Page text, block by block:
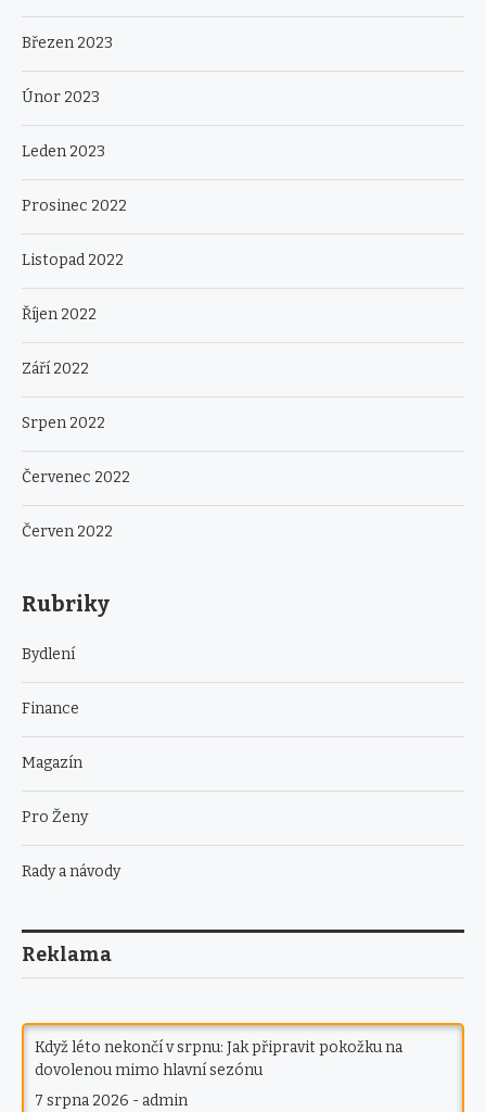
Když léto nekončí v srpnu: Jak připravit pokožku na
dovolenou mimo hlavní sezónu
7 srpna 2026 - admin
Březen 2023
Únor 2023
Leden 2023
Prosinec 2022
Listopad 2022
Říjen 2022
Září 2022
Srpen 2022
Červenec 2022
Červen 2022
Rubriky
Bydlení
Finance
Magazín
Pro Ženy
Rady a návody
Reklama